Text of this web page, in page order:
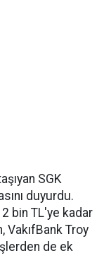
SGK
duyurdu.
bin TL'ye kadar
VakıfBank Troy
de ek